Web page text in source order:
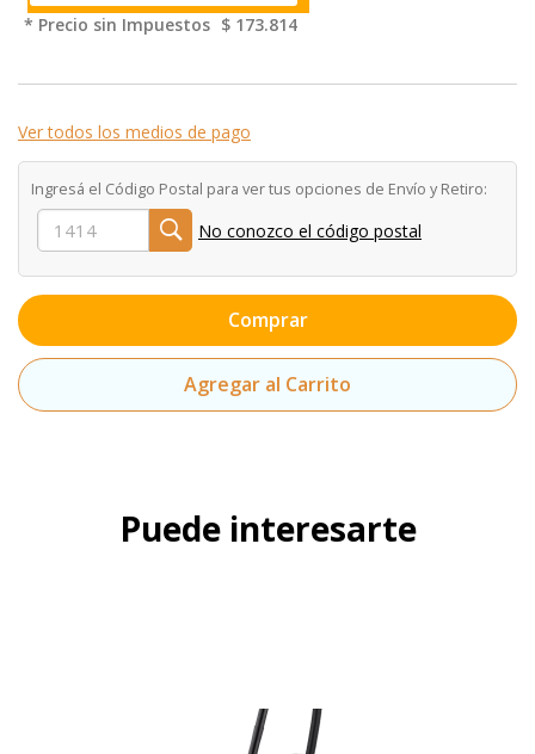
* Precio sin Impuestos $ 173.814
Ver todos los medios de pago
Ingresá el Código Postal para ver tus opciones de Envío y Retiro:
No conozco el código postal
Comprar
Agregar al Carrito
Puede interesarte